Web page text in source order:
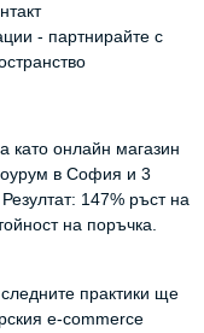
- партнирайте с
като онлайн магазин
в София и 3
147% ръст на
на поръчка.
практики ще
e-commerce